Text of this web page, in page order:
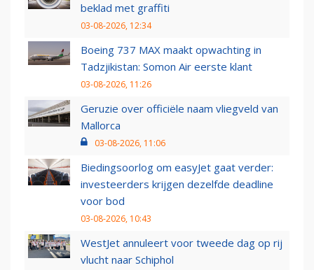
beklad met graffiti
03-08-2026, 12:34
Boeing 737 MAX maakt opwachting in
Tadzjikistan: Somon Air eerste klant
03-08-2026, 11:26
Geruzie over officiële naam vliegveld van
Mallorca
03-08-2026, 11:06
Biedingsoorlog om easyJet gaat verder:
investeerders krijgen dezelfde deadline
voor bod
03-08-2026, 10:43
WestJet annuleert voor tweede dag op rij
vlucht naar Schiphol